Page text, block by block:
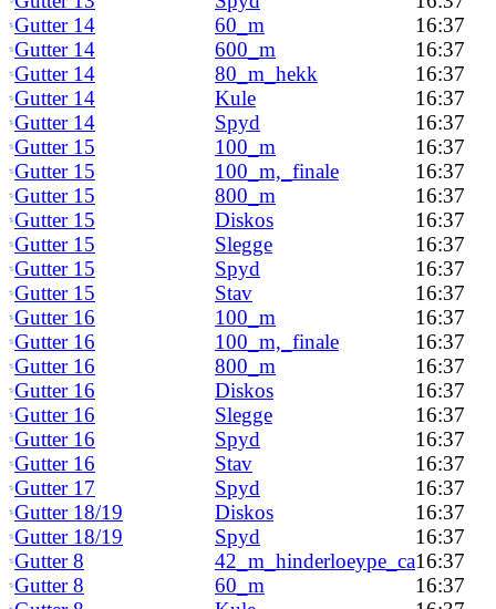
Gutter 14
60_m
16:37
Gutter 14
600_m
16:37
Gutter 14
80_m_hekk
16:37
Gutter 14
Kule
16:37
Gutter 14
Spyd
16:37
Gutter 15
100_m
16:37
Gutter 15
100_m,_finale
16:37
Gutter 15
800_m
16:37
Gutter 15
Diskos
16:37
Gutter 15
Slegge
16:37
Gutter 15
Spyd
16:37
Gutter 15
Stav
16:37
Gutter 16
100_m
16:37
Gutter 16
100_m,_finale
16:37
Gutter 16
800_m
16:37
Gutter 16
Diskos
16:37
Gutter 16
Slegge
16:37
Gutter 16
Spyd
16:37
Gutter 16
Stav
16:37
Gutter 17
Spyd
16:37
Gutter 18/19
Diskos
16:37
Gutter 18/19
Spyd
16:37
Gutter 8
42_m_hinderloeype_ca16:37
Gutter 8
60_m
16:37